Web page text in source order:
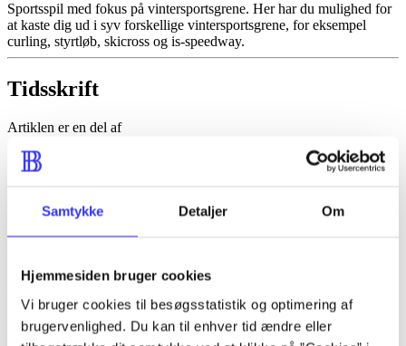
Samtykke Detaljer Om
Hjemmesiden bruger cookies
Vi bruger cookies til besøgsstatistik og optimering af
brugervenlighed. Du kan til enhver tid ændre eller
Sportsspil med fokus på vintersportsgrene. Her har du mulighed for
at kaste dig ud i syv forskellige vintersportsgrene, for eksempel
curling, styrtløb, skicross og is-speedway.
Tidsskrift
Artiklen er en del af
Tidsskrift
Artikler med samme emner
Fra